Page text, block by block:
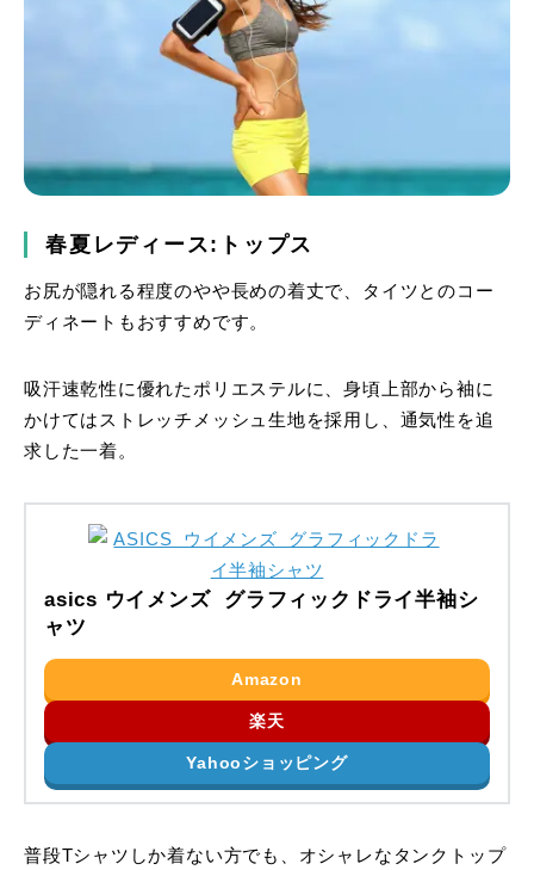
春夏レディース:トップス
お尻が隠れる程度のやや長めの着丈で、タイツとのコー
ディネートもおすすめです。
吸汗速乾性に優れたポリエステルに、身頃上部から袖に
かけてはストレッチメッシュ生地を採用し、通気性を追
求した一着。
asics ウイメンズ グラフィックドライ半袖シ
ャツ
Amazon
楽天
Yahooショッピング
普段Tシャツしか着ない方でも、オシャレなタンクトップ